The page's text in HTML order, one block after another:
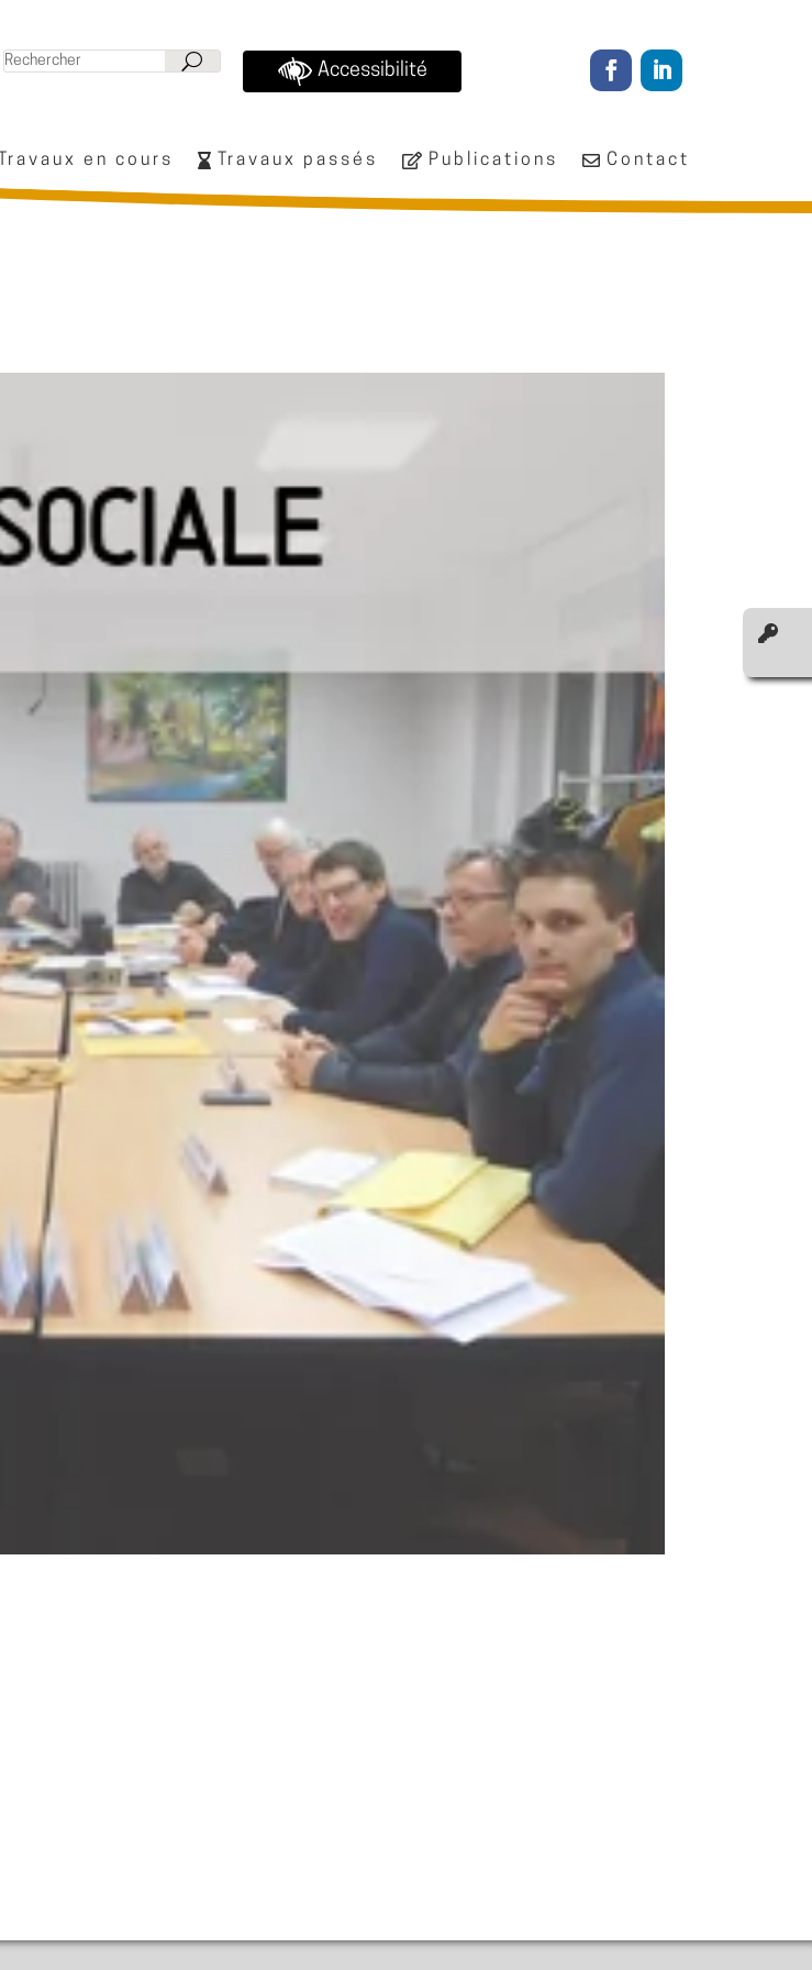
Accessibilité
Travaux en cours Travaux passés Publications Contact